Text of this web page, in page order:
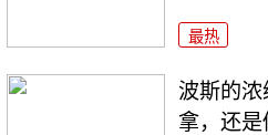
最热
波斯的
拿，还是